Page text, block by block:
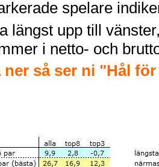
spelare
längst upp till
i netto- och
ner så ser ni "Hål